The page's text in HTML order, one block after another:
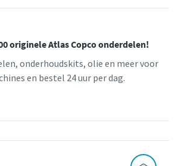
originele Atlas Copco onderdelen!
onderhoudskits, olie en meer voor
en bestel 24 uur per dag.